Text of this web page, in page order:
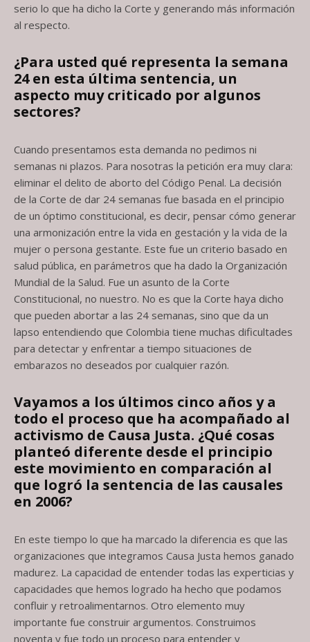
serio lo que ha dicho la Corte y generando más información
al respecto.
¿Para usted qué representa la semana
24 en esta última sentencia, un
aspecto muy criticado por algunos
sectores?
Cuando presentamos esta demanda no pedimos ni
semanas ni plazos. Para nosotras la petición era muy clara:
eliminar el delito de aborto del Código Penal. La decisión
de la Corte de dar 24 semanas fue basada en el principio
de un óptimo constitucional, es decir, pensar cómo generar
una armonización entre la vida en gestación y la vida de la
mujer o persona gestante. Este fue un criterio basado en
salud pública, en parámetros que ha dado la Organización
Mundial de la Salud. Fue un asunto de la Corte
Constitucional, no nuestro. No es que la Corte haya dicho
que pueden abortar a las 24 semanas, sino que da un
lapso entendiendo que Colombia tiene muchas dificultades
para detectar y enfrentar a tiempo situaciones de
embarazos no deseados por cualquier razón.
Vayamos a los últimos cinco años y a
todo el proceso que ha acompañado al
activismo de Causa Justa. ¿Qué cosas
planteó diferente desde el principio
este movimiento en comparación al
que logró la sentencia de las causales
en 2006?
En este tiempo lo que ha marcado la diferencia es que las
organizaciones que integramos Causa Justa hemos ganado
madurez. La capacidad de entender todas las experticias y
capacidades que hemos logrado ha hecho que podamos
confluir y retroalimentarnos. Otro elemento muy
importante fue construir argumentos. Construimos
noventa y fue todo un proceso para entender y